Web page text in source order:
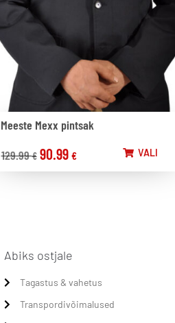
Meeste Mexx pintsak
129.99€ 90.99 € VALI
Abiks ostjale
Tagastus & vahetus
Transpordivõimalused